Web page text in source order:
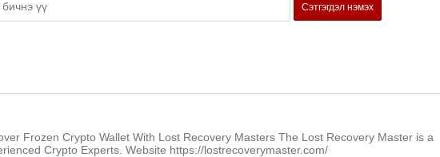
Сэтгэгдэл нэмэх
Frozen Crypto Wallet With Lost Recovery Masters The Lost Recovery Master is a
Crypto Experts. Website https://lostrecoverymaster.com/